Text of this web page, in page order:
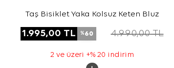
Taş Bisiklet Yaka Kolsuz Keten Bluz
1.995,00 TL %60 4.990,00TL
2 ve üzeri +% 20 indirim